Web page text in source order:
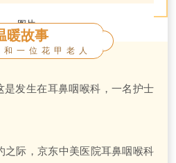
暖故事
一位花甲老人
是发生在耳鼻咽喉科，一名护士
之际，京东中美医院耳鼻咽喉科